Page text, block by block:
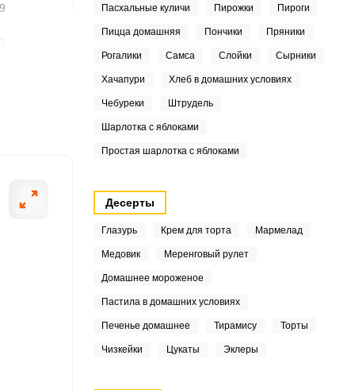
Пасхальные куличи Пирожки Пироги
Пицца домашняя Пончики Пряники
Рогалики Самса Слойки Сырники
Хачапури Хлеб в домашних условиях
Чебуреки Штрудель
Шарлотка с яблоками
Простая шарлотка с яблоками
Десерты
Глазурь Крем для торта Мармелад
Медовик Меренговый рулет
Домашнее мороженое
Пастила в домашних условиях
Печенье домашнее Тирамису Торты
Чизкейки Цукаты Эклеры